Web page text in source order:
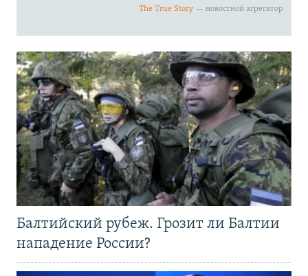
Балтийский рубеж. Грозит ли Балтии
нападение России?